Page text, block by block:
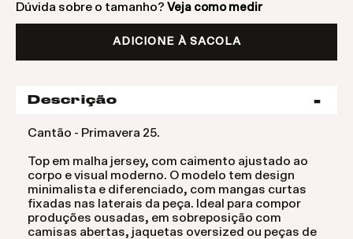
Dúvida sobre o tamanho? Veja como medir
ADICIONE À SACOLA
Descrição
Cantão - Primavera 25.
Top em malha jersey, com caimento ajustado ao
corpo e visual moderno. O modelo tem design
minimalista e diferenciado, com mangas curtas
fixadas nas laterais da peça. Ideal para compor
produções ousadas, em sobreposição com
camisas abertas, jaquetas oversized ou peças de